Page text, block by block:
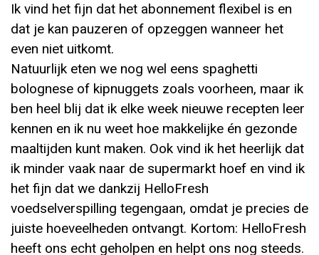
Ik vind het fijn dat het abonnement flexibel is en
dat je kan pauzeren of opzeggen wanneer het
even niet uitkomt.
Natuurlijk eten we nog wel eens spaghetti
bolognese of kipnuggets zoals voorheen, maar ik
ben heel blij dat ik elke week nieuwe recepten leer
kennen en ik nu weet hoe makkelijke én gezonde
maaltijden kunt maken. Ook vind ik het heerlijk dat
ik minder vaak naar de supermarkt hoef en vind ik
het fijn dat we dankzij HelloFresh
voedselverspilling tegengaan, omdat je precies de
juiste hoeveelheden ontvangt. Kortom: HelloFresh
heeft ons echt geholpen en helpt ons nog steeds.